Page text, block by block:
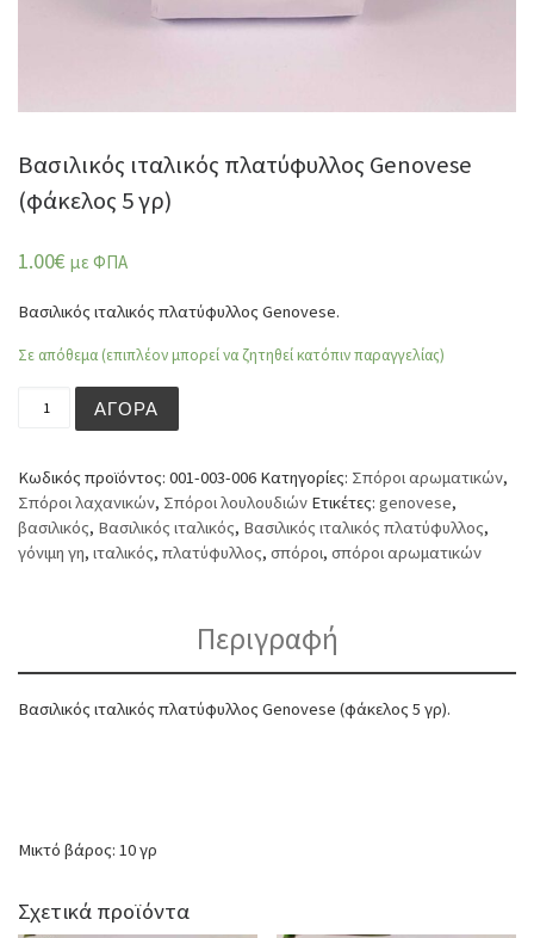
Βασιλικός ιταλικός πλατύφυλλος Genovese
(φάκελος 5 γρ)
1.00€ με ΦΠΑ
Βασιλικός ιταλικός πλατύφυλλος Genovese.
Σε απόθεμα (επιπλέον μπορεί να ζητηθεί κατόπιν παραγγελίας)
ΑΓΟΡΆ
Κωδικός προϊόντος: 001-003-006 Κατηγορίες: Σπόροι αρωματικών,
Σπόροι λαχανικών, Σπόροι λουλουδιών Ετικέτες: genovese,
βασιλικός, Βασιλικός ιταλικός, Βασιλικός ιταλικός πλατύφυλλος,
γόνιμη γη, ιταλικός, πλατύφυλλος, σπόροι, σπόροι αρωματικών
Περιγραφή
Βασιλικός ιταλικός πλατύφυλλος Genovese (φάκελος 5 γρ).
Μικτό βάρος: 10 γρ
Σχετικά προϊόντα